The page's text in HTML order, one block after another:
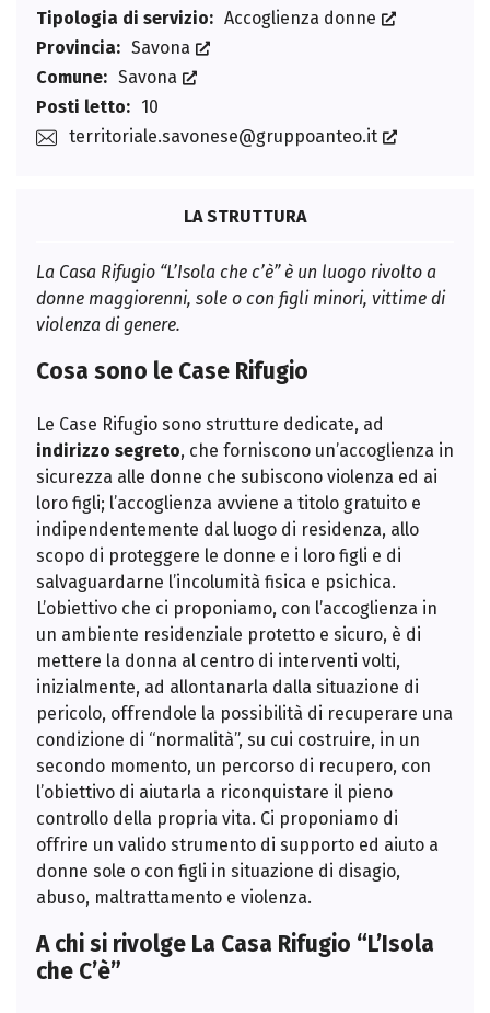
Tipologia di servizio: Accoglienza donne
Provincia: Savona
Comune: Savona
Posti letto: 10
territoriale.savonese@gruppoanteo.it
LA STRUTTURA
La Casa Rifugio “L’Isola che c’è” è un luogo rivolto a
donne maggiorenni, sole o con figli minori, vittime di
violenza di genere.
Cosa sono le Case Rifugio
Le Case Rifugio sono strutture dedicate, ad
indirizzo segreto, che forniscono un’accoglienza in
sicurezza alle donne che subiscono violenza ed ai
loro figli; l’accoglienza avviene a titolo gratuito e
indipendentemente dal luogo di residenza, allo
scopo di proteggere le donne e i loro figli e di
salvaguardarne l’incolumità fisica e psichica.
L’obiettivo che ci proponiamo, con l’accoglienza in
un ambiente residenziale protetto e sicuro, è di
mettere la donna al centro di interventi volti,
inizialmente, ad allontanarla dalla situazione di
pericolo, offrendole la possibilità di recuperare una
condizione di “normalità”, su cui costruire, in un
secondo momento, un percorso di recupero, con
l’obiettivo di aiutarla a riconquistare il pieno
controllo della propria vita. Ci proponiamo di
offrire un valido strumento di supporto ed aiuto a
donne sole o con figli in situazione di disagio,
abuso, maltrattamento e violenza.
A chi si rivolge La Casa Rifugio “L’Isola
che C’è”